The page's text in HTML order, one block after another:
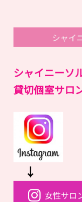
シャイ
シャイニーソ
貸切個室サロン
↓
女性サロ